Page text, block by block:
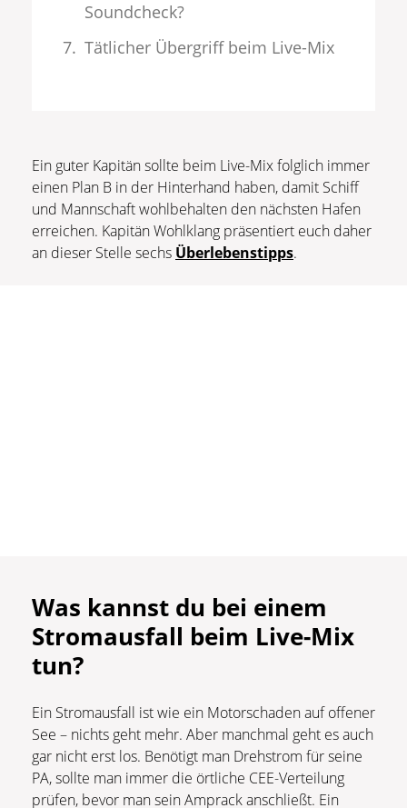
Soundcheck?
Tätlicher Übergriff beim Live-Mix
Ein guter Kapitän sollte beim Live-Mix folglich immer
einen Plan B in der Hinterhand haben, damit Schiff
und Mannschaft wohlbehalten den nächsten Hafen
erreichen. Kapitän Wohlklang präsentiert euch daher
an dieser Stelle sechs Überlebenstipps.
Was kannst du bei einem
Stromausfall beim Live-Mix
tun?
Ein Stromausfall ist wie ein Motorschaden auf offener
See – nichts geht mehr. Aber manchmal geht es auch
gar nicht erst los. Benötigt man Drehstrom für seine
PA, sollte man immer die örtliche CEE-Verteilung
prüfen, bevor man sein Amprack anschließt. Ein